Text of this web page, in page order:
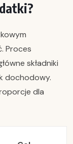
Proces
składniki
dochodowy.
dla